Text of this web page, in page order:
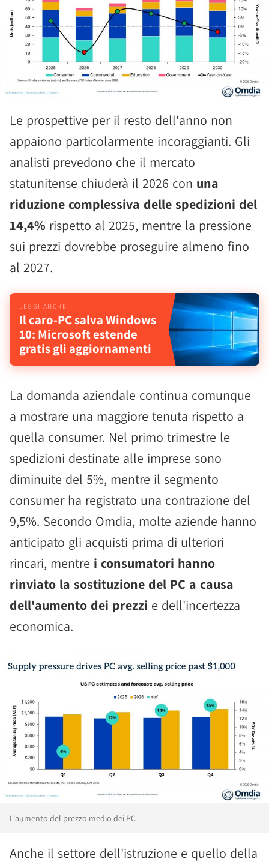
Le prospettive per il resto dell'anno non
appaiono particolarmente incoraggianti. Gli
analisti prevedono che il mercato
statunitense chiuderà il 2026 con una
riduzione complessiva delle spedizioni del
14,4% rispetto al 2025, mentre la pressione
sui prezzi dovrebbe proseguire almeno fino
al 2027.
Il caro-PC salva Windows
10: Microsoft estende
gratis gli aggiornamenti
La domanda aziendale continua comunque
a mostrare una maggiore tenuta rispetto a
quella consumer. Nel primo trimestre le
spedizioni destinate alle imprese sono
diminuite del 5%, mentre il segmento
consumer ha registrato una contrazione del
9,5%. Secondo Omdia, molte aziende hanno
anticipato gli acquisti prima di ulteriori
rincari, mentre i consumatori hanno
rinviato la sostituzione del PC a causa
dell'aumento dei prezzi e dell'incertezza
economica.
L'aumento del prezzo medio dei PC
Anche il settore dell'istruzione e quello della